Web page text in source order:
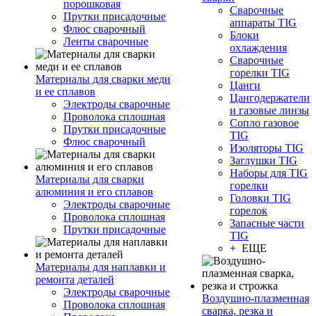
порошковая
Прутки присадочные
Флюс сварочный
Ленты сварочные
Материалы для сварки меди
и ее сплавов
Электроды сварочные
Проволока сплошная
Прутки присадочные
Флюс сварочный
Материалы для сварки
алюминия и его сплавов
Электроды сварочные
Проволока сплошная
Прутки присадочные
Материалы для наплавки и
ремонта деталей
Электроды сварочные
Проволока сплошная
Сварочные
аппараты TIG
Блоки
охлаждения
Сварочные
горелки TIG
Цанги
Цангодержатели
и газовые линзы
Сопло газовое
TIG
Изоляторы TIG
Заглушки TIG
Наборы для TIG
горелки
Головки TIG
горелок
Запасные части
TIG
+ ЕЩЕ
Воздушно-плазменная
сварка, резка и